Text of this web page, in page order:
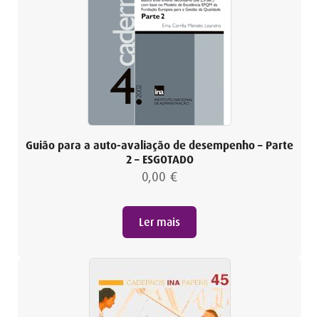
Guião para a auto-avaliação de desempenho – Parte
2 – ESGOTADO
0,00 €
Ler mais